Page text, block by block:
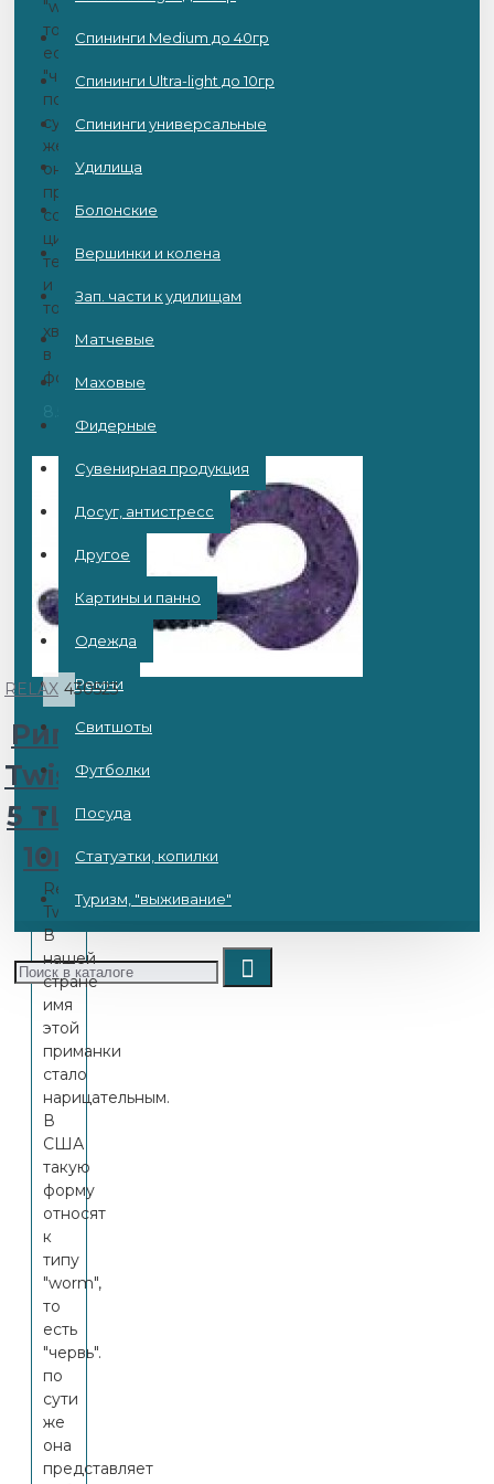
Спининги Medium до 40гр
Спининги Ultra-light до 10гр
Спининги универсальные
Удилища
Болонские
Вершинки и колена
Зап. части к удилищам
Матчевые
Маховые
Фидерные
Сувенирная продукция
Досуг, антистресс
Другое
Картины и панно
Одежда
Ремни
Свитшоты
Футболки
Посуда
Статуэтки, копилки
Туризм, "выживание"
"worm",
то
есть
"червь".
по
сути
же
она
представляет
собой
цилиндрическое
тело
и
тонкий
хвост
в
фор..
RELAX 430523
Рипер
Twister
5 TL175
10шт
Relax
Twister
В
нашей
стране
имя
этой
приманки
стало
нарицательным.
В
США
такую
форму
относят
к
типу
"worm",
то
есть
"червь".
по
сути
же
она
представляет